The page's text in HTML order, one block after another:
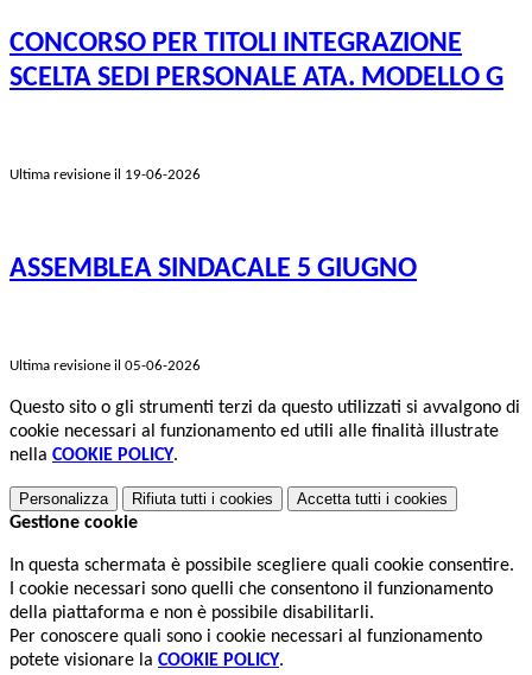
CONCORSO PER TITOLI INTEGRAZIONE
SCELTA SEDI PERSONALE ATA. MODELLO G
Ultima revisione il 19-06-2026
ASSEMBLEA SINDACALE 5 GIUGNO
Ultima revisione il 05-06-2026
Questo sito o gli strumenti terzi da questo utilizzati si avvalgono di
cookie necessari al funzionamento ed utili alle finalità illustrate
nella COOKIE POLICY.
Personalizza Rifiuta tutti i cookies Accetta tutti i cookies
Gestione cookie
In questa schermata è possibile scegliere quali cookie consentire.
I cookie necessari sono quelli che consentono il funzionamento
della piattaforma e non è possibile disabilitarli.
Per conoscere quali sono i cookie necessari al funzionamento
potete visionare la COOKIE POLICY.